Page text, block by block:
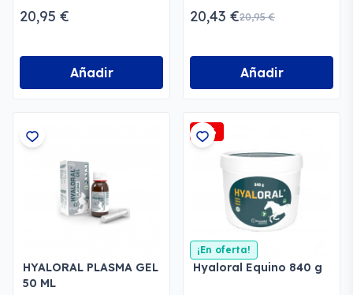
20,95 €
Añadir
20,43 €20,95 €
Añadir
HYALORAL PLASMA GEL
50 ML
-5%
¡En oferta!
Hyaloral Equino 840 g